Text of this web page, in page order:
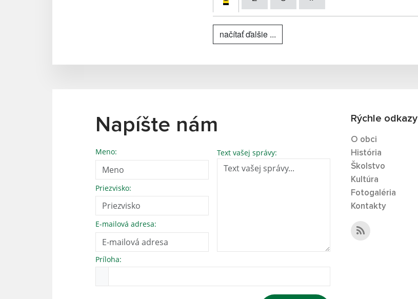
načítať ďalšie ...
Napíšte nám
Meno:
Priezvisko:
E-mailová adresa:
Text vašej správy:
Príloha:
Rýchle odkazy
O obci
História
Školstvo
Kultúra
Fotogaléria
Kontakty